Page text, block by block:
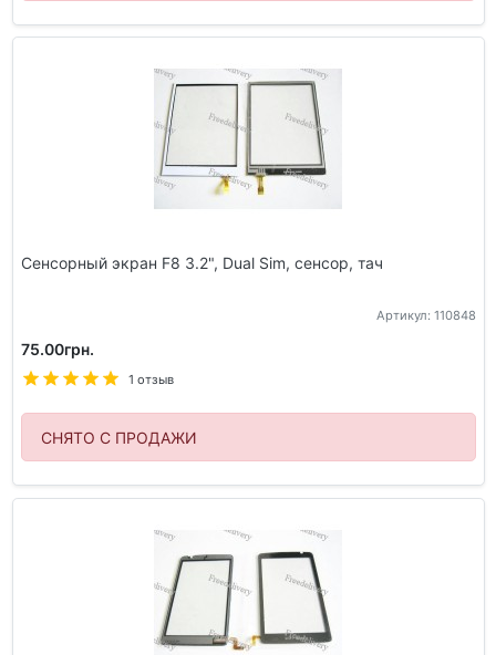
Сенсорный экран F8 3.2", Dual Sim, сенсор, тач
Артикул: 110848
75.00грн.
1 отзыв
СНЯТО С ПРОДАЖИ